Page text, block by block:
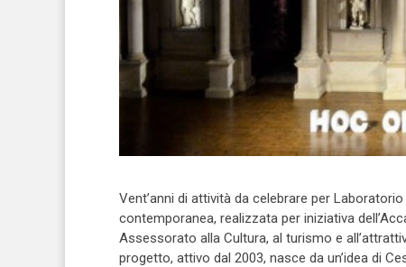
Vent’anni di attività da celebrare per
contemporanea, realizzata per iniziativa
Assessorato alla Cultura, al turismo e
progetto, attivo dal 2003, nasce da un’idea di